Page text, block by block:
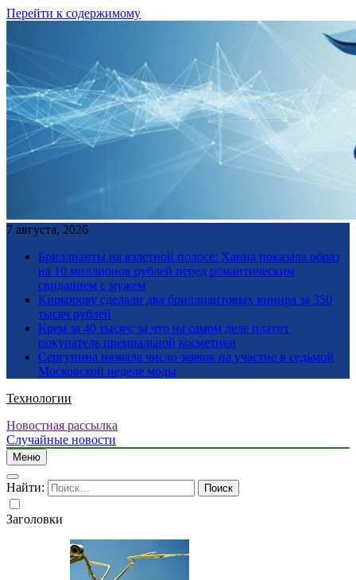
Перейти к содержимому
7 августа, 2026
Бриллианты на взлетной полосе: Ханна показала образ
на 10 миллионов рублей перед романтическим
свиданием с мужем
Киркорову сделали два бриллиантовых винира за 350
тысяч рублей
Крем за 40 тысяч: за что на самом деле платит
покупатель премиальной косметики
Сергунина назвала число заявок на участие в седьмой
Московской неделе моды
Технологии
Новостная рассылка
Случайные новости
Меню
Найти:
Заголовки